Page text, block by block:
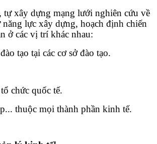
xây dựng mạng lưới nghiên cứu về
lực xây dựng, hoạch định chiến
ở các vị trí khác nhau:
tạo tại các cơ sở đào tạo.
chức quốc tế.
thuộc mọi thành phần kinh tế.